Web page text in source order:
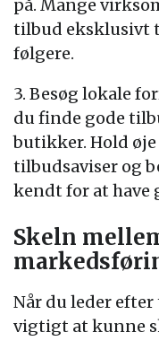
på. Mange
tilbud eksklusivt
følgere.
3. Besøg lokale
du finde gode
butikker. Hold
tilbudsaviser og
kendt for at have
Skeln
Når du leder
vigtigt at kunne